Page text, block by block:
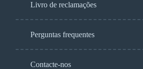
Livro de reclamações
Perguntas frequentes
Contacte-nos